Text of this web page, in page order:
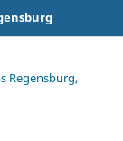
Regensburg,